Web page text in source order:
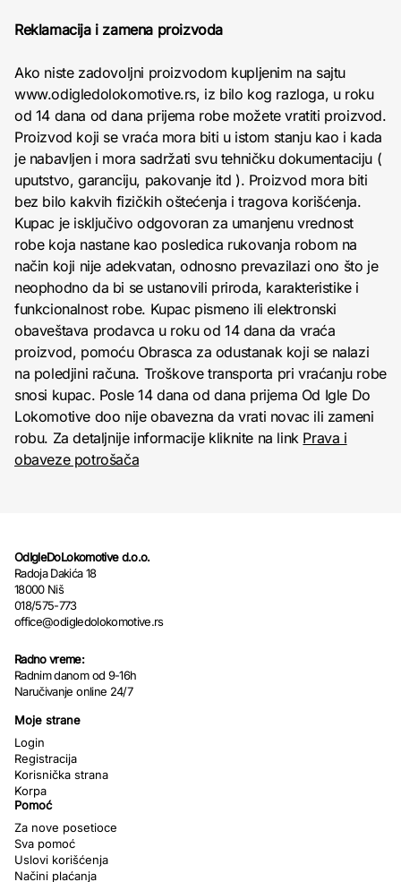
Reklamacija i zamena proizvoda
Ako niste zadovoljni proizvodom kupljenim na sajtu
www.odigledolokomotive.rs, iz bilo kog razloga, u roku
od 14 dana od dana prijema robe možete vratiti proizvod.
Proizvod koji se vraća mora biti u istom stanju kao i kada
je nabavljen i mora sadržati svu tehničku dokumentaciju (
uputstvo, garanciju, pakovanje itd ). Proizvod mora biti
bez bilo kakvih fizičkih oštećenja i tragova korišćenja.
Kupac je isključivo odgovoran za umanjenu vrednost
robe koja nastane kao posledica rukovanja robom na
način koji nije adekvatan, odnosno prevazilazi ono što je
neophodno da bi se ustanovili priroda, karakteristike i
funkcionalnost robe. Kupac pismeno ili elektronski
obaveštava prodavca u roku od 14 dana da vraća
proizvod, pomoću Obrasca za odustanak koji se nalazi
na poledjini računa. Troškove transporta pri vraćanju robe
snosi kupac. Posle 14 dana od dana prijema Od Igle Do
Lokomotive doo nije obavezna da vrati novac ili zameni
robu. Za detaljnije informacije kliknite na link Prava i
obaveze potrošača
OdIgleDoLokomotive d.o.o.
Radoja Dakića 18
18000 Niš
018/575-773
office@odigledolokomotive.rs
Radno vreme:
Radnim danom od 9-16h
Naručivanje online 24/7
Moje strane
Login
Registracija
Korisnička strana
Korpa
Pomoć
Za nove posetioce
Sva pomoć
Uslovi korišćenja
Načini plaćanja